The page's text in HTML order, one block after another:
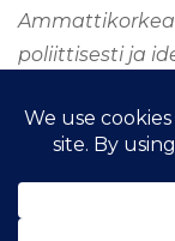
poliittisesti ja